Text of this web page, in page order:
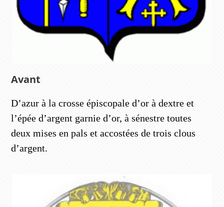
Avant
D’azur à la crosse épiscopale d’or à dextre et
l’épée d’argent garnie d’or, à sénestre toutes
deux mises en pals et accostées de trois clous
d’argent.